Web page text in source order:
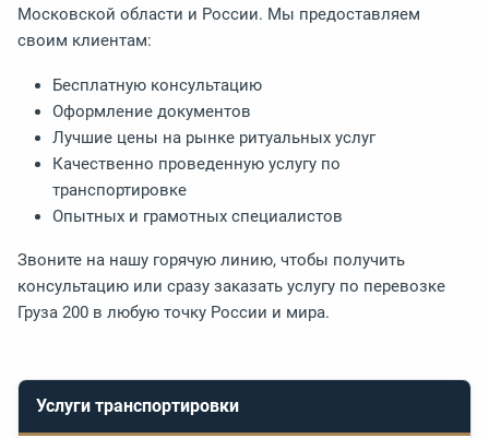
Услуги транспортировки
Московской области и России. Мы предоставляем
своим клиентам:
Бесплатную консультацию
Оформление документов
Лучшие цены на рынке ритуальных услуг
Качественно проведенную услугу по
транспортировке
Опытных и грамотных специалистов
Звоните на нашу горячую линию, чтобы получить
консультацию или сразу заказать услугу по перевозке
Груза 200 в любую точку России и мира.